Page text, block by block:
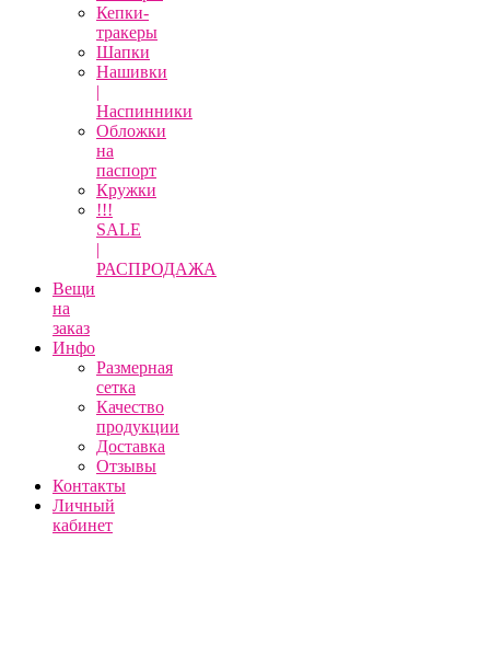
Кепки-
тракеры
Шапки
Нашивки
|
Наспинники
Обложки
на
паспорт
Кружки
!!!
SALE
|
РАСПРОДАЖА
Вещи
на
заказ
Инфо
Размерная
сетка
Качество
продукции
Доставка
Отзывы
Контакты
Личный
кабинет